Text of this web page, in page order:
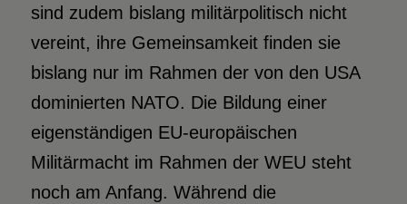
sind zudem bislang militärpolitisch nicht
vereint, ihre Gemeinsamkeit finden sie
bislang nur im Rahmen der von den USA
dominierten NATO. Die Bildung einer
eigenständigen EU-europäischen
Militärmacht im Rahmen der WEU steht
noch am Anfang. Während die